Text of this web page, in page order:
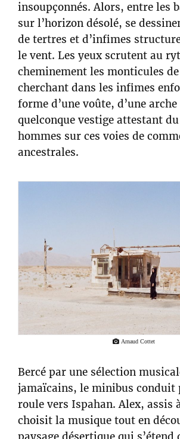
insoupçonnés. Alors, entre les
sur l’horizon désolé, se
de tertres et d’infimes
le vent. Les yeux scrutent au
cheminement les monticules
cherchant dans les infimes
forme d’une voûte, d’une arche
quelconque vestige attestant du
hommes sur ces voies de
ancestrales.
Arnaud Cottet
Bercé par une sélection
jamaïcains, le minibus conduit
roule vers Ispahan. Alex, assis
choisit la musique tout en